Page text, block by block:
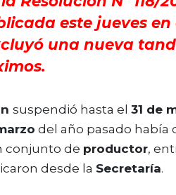
este jueves
una nueva
suspendió hasta el 31 de
del año pasado había
conjunto de productor,
desde la Secretaría.